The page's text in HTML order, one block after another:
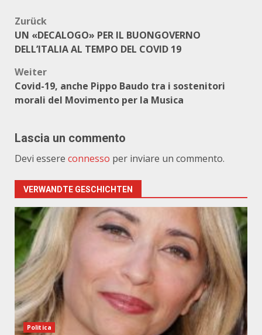
Beitragsnavigation
Zurück
UN «DECALOGO» PER IL BUONGOVERNO
DELL’ITALIA AL TEMPO DEL COVID 19
Weiter
Covid-19, anche Pippo Baudo tra i sostenitori
morali del Movimento per la Musica
Lascia un commento
Devi essere connesso per inviare un commento.
VERWANDTE GESCHICHTEN
Politica